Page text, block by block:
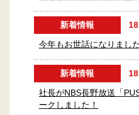
新着情報
今年もお世話になりまし
新着情報
社長がNBS長野放送「
ークしました！